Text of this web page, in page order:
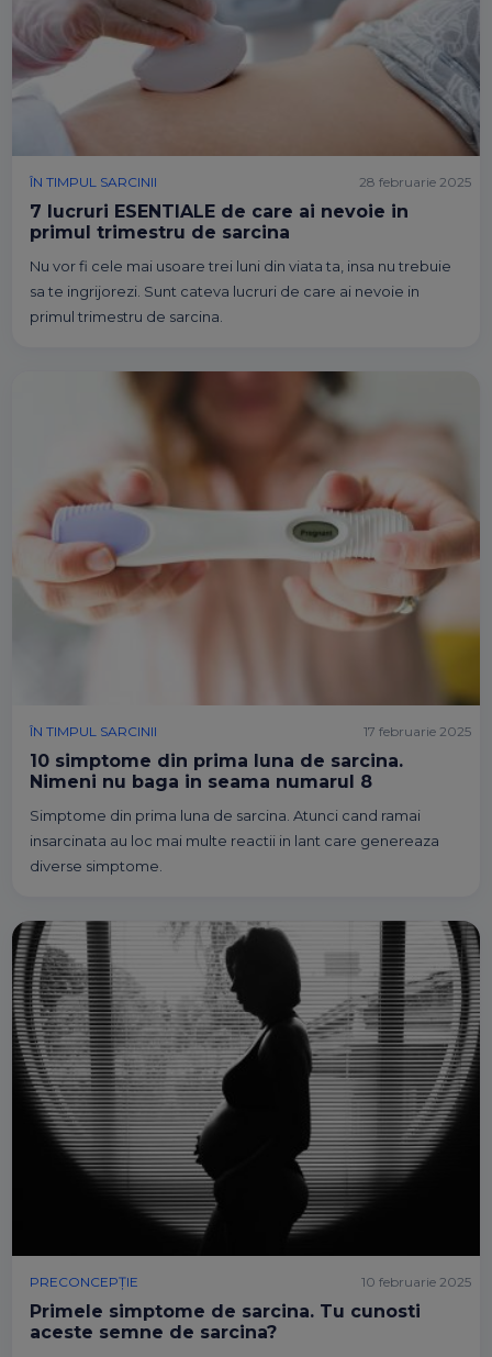
ÎN TIMPUL SARCINII
7 lucruri ESENTIALE de care ai nevoie in
primul trimestru de sarcina
Nu vor fi cele mai usoare trei luni din viata ta, insa nu trebuie
sa te ingrijorezi. Sunt cateva lucruri de care ai nevoie in
primul trimestru de sarcina.
28 februarie 2025
ÎN TIMPUL SARCINII
10 simptome din prima luna de sarcina.
Nimeni nu baga in seama numarul 8
Simptome din prima luna de sarcina. Atunci cand ramai
insarcinata au loc mai multe reactii in lant care genereaza
diverse simptome.
17 februarie 2025
PRECONCEPȚIE
Primele simptome de sarcina. Tu cunosti
aceste semne de sarcina?
10 februarie 2025